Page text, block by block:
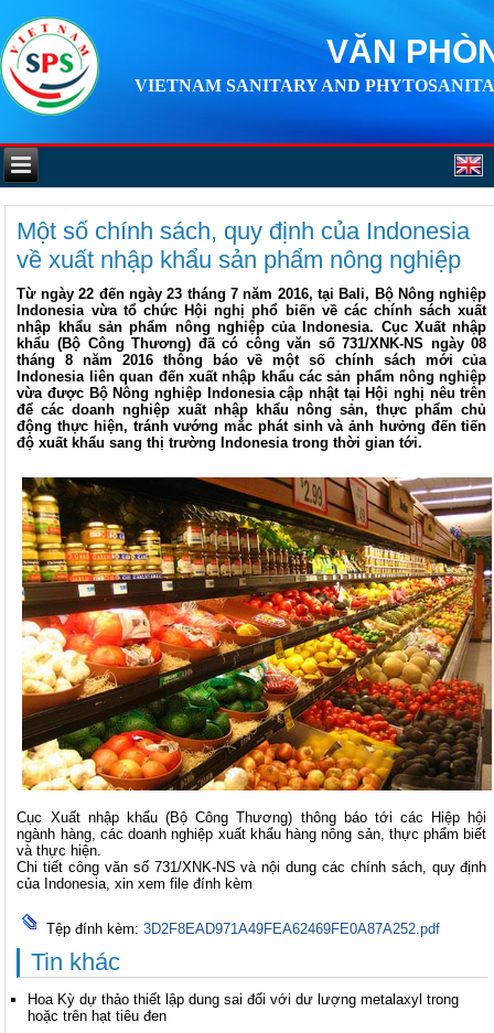
VĂN
VIETNAM SANITARY AND
Một số chính sách, quy định của Indonesia
về xuất nhập khẩu sản phẩm nông nghiệp
Từ ngày 22 đến ngày 23 tháng 7 năm 2016, tại Bali, Bộ Nông nghiệp
Indonesia vừa tổ chức Hội nghị phổ biến về các chính sách xuất
nhập khẩu sản phẩm nông nghiệp của Indonesia. Cục Xuất nhập
khẩu (Bộ Công Thương) đã có công văn số 731/XNK-NS ngày 08
tháng 8 năm 2016 thông báo về một số chính sách mới của
Indonesia liên quan đến xuất nhập khẩu các sản phẩm nông nghiệp
vừa được Bộ Nông nghiệp Indonesia cập nhật tại Hội nghị nêu trên
để các doanh nghiệp xuất nhập khẩu nông sản, thực phẩm chủ
động thực hiện, tránh vướng mắc phát sinh và ảnh hưởng đến tiến
độ xuất khẩu sang thị trường Indonesia trong thời gian tới.
Cục Xuất nhập khẩu (Bộ Công Thương) thông báo tới các Hiệp hội
ngành hàng, các doanh nghiệp xuất khẩu hàng nông sản, thực phẩm biết
và thực hiện.
Chi tiết công văn số 731/XNK-NS và nội dung các chính sách, quy định
của Indonesia, xin xem file đính kèm
Tệp đính kèm: 3D2F8EAD971A49FEA62469FE0A87A252.pdf
Tin khác
Hoa Kỳ dự thảo thiết lập dung sai đối với dư lượng metalaxyl trong
hoặc trên hạt tiêu đen